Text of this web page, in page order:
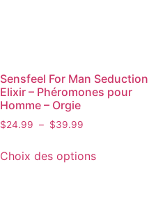
Sensfeel For Man Seduction
Elixir – Phéromones pour
Homme – Orgie
$24.99 – $39.99
Choix des options